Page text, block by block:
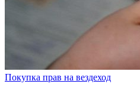
Покупка прав на вездеход